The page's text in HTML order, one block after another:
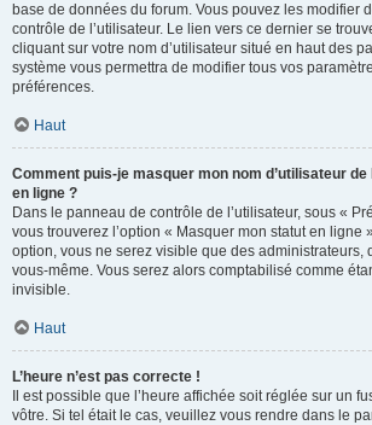
base de données du forum. Vous pouvez les modifier
contrôle de l’utilisateur. Le lien vers ce dernier se
cliquant sur votre nom d’utilisateur situé en haut des
système vous permettra de modifier tous vos
préférences.
Haut
Comment puis-je masquer mon nom d’utilisateur
en ligne ?
Dans le panneau de contrôle de l’utilisateur, sous «
vous trouverez l’option « Masquer mon statut en ligne
option, vous ne serez visible que des administrateurs,
vous-même. Vous serez alors comptabilisé comme
invisible.
Haut
L’heure n’est pas correcte !
Il est possible que l’heure affichée soit réglée sur un
vôtre. Si tel était le cas, veuillez vous rendre dans le